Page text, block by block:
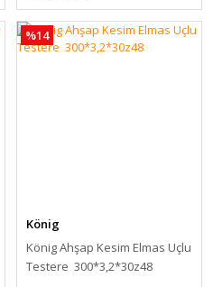
%14
König
König Ahşap Kesim Elmas Uçlu
Testere 300*3,2*30z48